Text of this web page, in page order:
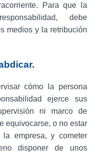
Para que la
debe
medios y la retribución
cómo la persona
ejerce sus
ni marco de
equivocarse, o no estar
empresa, y cometer
disponer de unos